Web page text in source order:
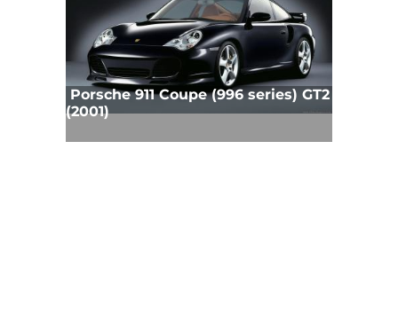
Porsche 911 Coupe (996 series) GT2
(2001)